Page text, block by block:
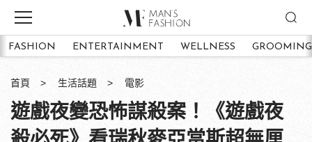
FASHION ENTERTAINMENT WELLNESS GROOMING
首頁 生活話題 電影
遊戲夜變恐怖謀殺案！《遊戲夜